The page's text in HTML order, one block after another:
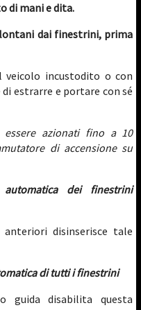
di mani e dita.
dai finestrini, prima
veicolo incustodito o con
estrarre e portare con sé
essere azionati fino a 10
di accensione su
dei finestrini
disinserisce tale
di tutti i finestrini
guida disabilita questa